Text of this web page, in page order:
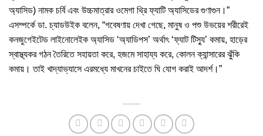
অ্যাসিড) নামক চর্বি এবং উচ্চমাত্রার ওমেগা থ্রি ফ্যাটি অ্যাসিডের গুণাগুন।”
এসম্পর্কে ডা. চ্যাডউইক বলেন, “গবেষণায় দেখা গেছে, মানুষ ও পশু উভয়ের শরীরেই
কনজুগেইটেড লাইনোলেইক অ্যাসিড ‘অ্যাডিপস’ অর্থাৎ ‘ফ্যাট টিস্যু’ কমায়, হাড়ের
স্বাস্থ্যকর গঠন তৈরিতে সহায়তা করে, হজমে সাহায্য করে, কোলন ক্যান্সারের ঝুঁকি
কমায়। তাই খাদ্যাভ্যাসে এরমধ্যে মাখনের চাইতে ঘি যোগ করাই আদর্শ।”